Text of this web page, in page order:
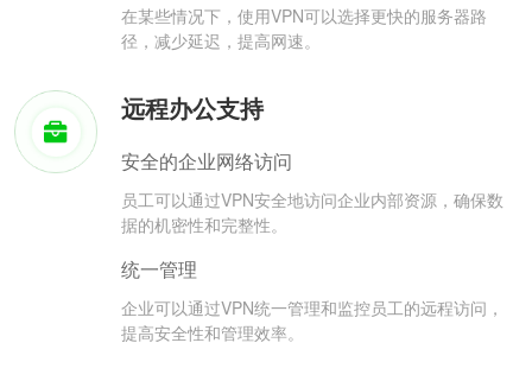
在某些情况下，使用VPN可以选择更快的服务器路
径，减少延迟，提高网速。
远程办公支持
安全的企业网络访问
员工可以通过VPN安全地访问企业内部资源，确保数
据的机密性和完整性。
统一管理
企业可以通过VPN统一管理和监控员工的远程访问，
提高安全性和管理效率。